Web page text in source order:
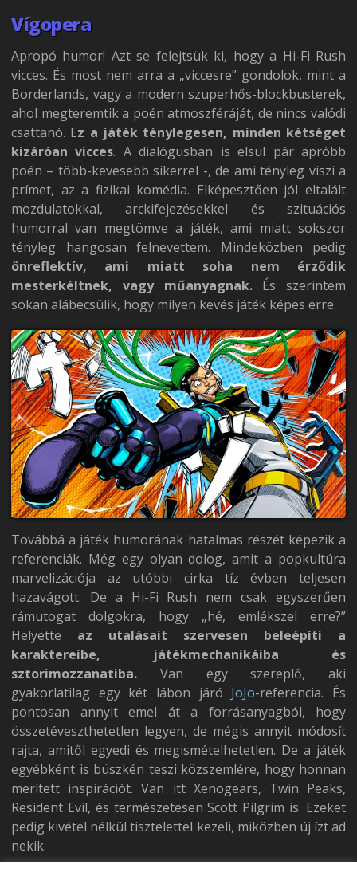
Vígopera
Apropó humor! Azt se felejtsük ki, hogy a Hi-Fi Rush
vicces. És most nem arra a „viccesre” gondolok, mint a
Borderlands, vagy a modern szuperhős-blockbusterek,
ahol megteremtik a poén atmoszféráját, de nincs valódi
csattanó. Ez a játék ténylegesen, minden kétséget
kizáróan vicces. A dialógusban is elsül pár apróbb
poén – több-kevesebb sikerrel -, de ami tényleg viszi a
prímet, az a fizikai komédia. Elképesztően jól eltalált
mozdulatokkal, arckifejezésekkel és szituációs
humorral van megtömve a játék, ami miatt sokszor
tényleg hangosan felnevettem. Mindeközben pedig
önreflektív, ami miatt soha nem érződik
mesterkéltnek, vagy műanyagnak.És szerintem
sokan alábecsülik, hogy milyen kevés játék képes erre.
Továbbá a játék humorának hatalmas részét képezik a
referenciák. Még egy olyan dolog, amit a popkultúra
marvelizációja az utóbbi cirka tíz évben teljesen
hazavágott. De a Hi-Fi Rush nem csak egyszerűen
rámutogat dolgokra, hogy „hé, emlékszel erre?”
Helyette az utalásait szervesen beleépíti a
karaktereibe, játékmechanikáiba és
sztorimozzanatiba. Van egy szereplő, aki
gyakorlatilag egy két lábon járó JoJo-referencia. És
pontosan annyit emel át a forrásanyagból, hogy
összetéveszthetetlen legyen, de mégis annyit módosít
rajta, amitől egyedi és megismételhetetlen. De a játék
egyébként is büszkén teszi közszemlére, hogy honnan
merített inspirációt. Van itt Xenogears, Twin Peaks,
Resident Evil, és természetesen Scott Pilgrim is. Ezeket
pedig kivétel nélkül tisztelettel kezeli, miközben új ízt ad
nekik.